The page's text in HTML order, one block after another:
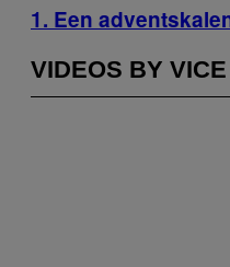
1. Een
VIDEOS BY VICE